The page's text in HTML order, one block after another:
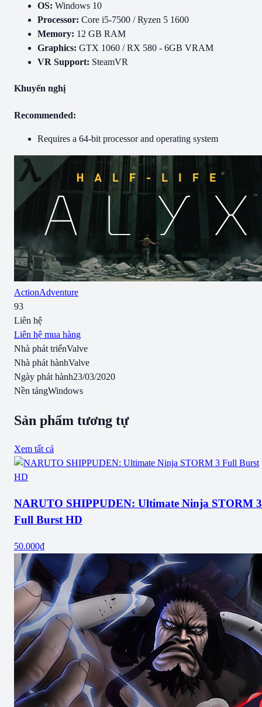
OS: Windows 10
Processor: Core i5-7500 / Ryzen 5 1600
Memory: 12 GB RAM
Graphics: GTX 1060 / RX 580 - 6GB VRAM
VR Support: SteamVR
Khuyến nghị
Recommended:
Requires a 64-bit processor and operating system
ActionAdventure
93
Liên hệ
Liên hệ mua hàng
Nhà phát triểnValve
Nhà phát hànhValve
Ngày phát hành23/03/2020
Nền tảngWindows
Sản phẩm tương tự
Xem tất cả
NARUTO SHIPPUDEN: Ultimate Ninja STORM 3
Full Burst HD
50.000₫